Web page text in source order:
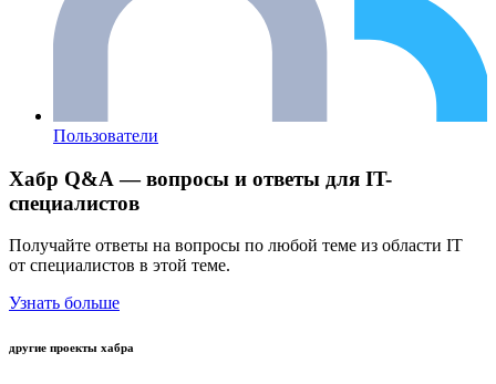
Пользователи
Хабр Q&A — вопросы и ответы для IT-
специалистов
Получайте ответы на вопросы по любой теме из области IT
от специалистов в этой теме.
Узнать больше
другие проекты хабра